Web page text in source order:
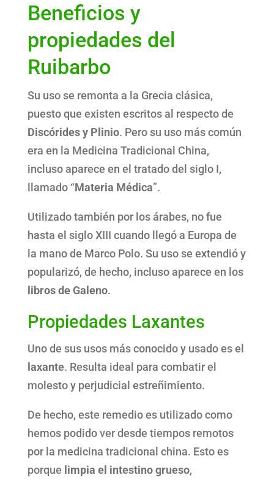
Beneficios y
propiedades del
Ruibarbo
Su uso se remonta a la Grecia clásica,
puesto que existen escritos al respecto de
Discórides y Plinio. Pero su uso más común
era en la Medicina Tradicional China,
incluso aparece en el tratado del siglo I,
llamado “Materia Médica”.
Utilizado también por los árabes, no fue
hasta el siglo XIII cuando llegó a Europa de
la mano de Marco Polo. Su uso se extendió y
popularizó, de hecho, incluso aparece en los
libros de Galeno.
Propiedades Laxantes
Uno de sus usos más conocido y usado es el
laxante. Resulta ideal para combatir el
molesto y perjudicial estreñimiento.
De hecho, este remedio es utilizado como
hemos podido ver desde tiempos remotos
por la medicina tradicional china. Esto es
porque limpia el intestino grueso,